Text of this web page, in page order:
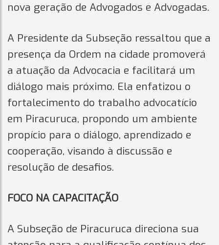
nova geração de Advogados e Advogadas.
A Presidente da Subseção ressaltou que a
presença da Ordem na cidade promoverá
a atuação da Advocacia e facilitará um
diálogo mais próximo. Ela enfatizou o
fortalecimento do trabalho advocatício
em Piracuruca, propondo um ambiente
propício para o diálogo, aprendizado e
cooperação, visando à discussão e
resolução de desafios.
FOCO NA CAPACITAÇÃO
A Subseção de Piracuruca direciona sua